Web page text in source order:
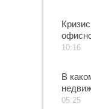
10:16
В
05:25